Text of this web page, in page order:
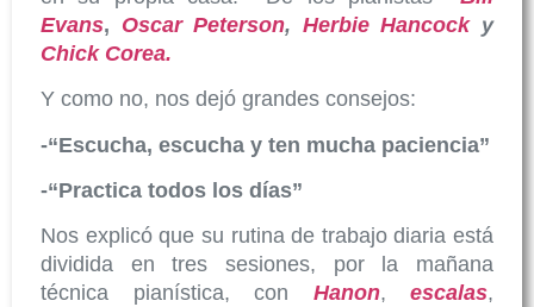
Evans, Oscar Peterson, Herbie Hancocky
Chick Corea.
Y como no, nos dejó grandes consejos:
-“Escucha, escucha y ten mucha paciencia”
-“Practica todos los días”
Nos explicó que su rutina de trabajo diaria está
dividida en tres sesiones, por la mañana
técnica pianística, con Hanon, escalas,